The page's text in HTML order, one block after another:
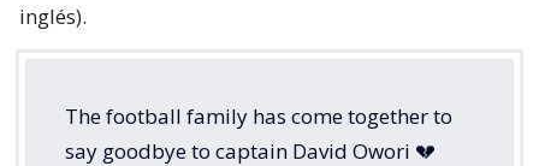
inglés).
The football family has come together to
say goodbye to captain David Owori 💔